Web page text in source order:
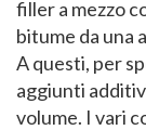
filler a mezzo
bitume da una
A questi, per
aggiunti
volume. I vari